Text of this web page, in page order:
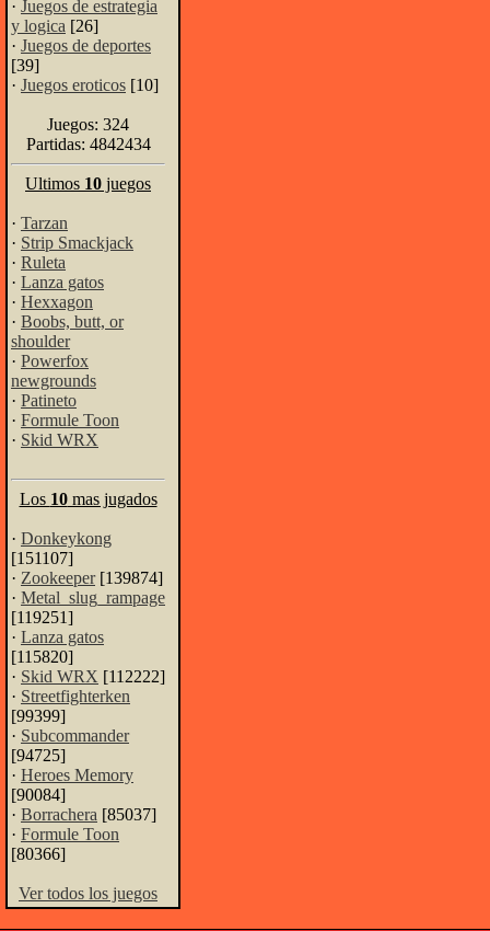
· Juegos de estrategia
y logica [26]
· Juegos de deportes
[39]
· Juegos eroticos [10]
Juegos: 324
Partidas: 4842434
Ultimos 10 juegos
· Tarzan
· Strip Smackjack
· Ruleta
· Lanza gatos
· Hexxagon
· Boobs, butt, or
shoulder
· Powerfox
newgrounds
· Patineto
· Formule Toon
· Skid WRX
Los 10mas jugados
· Donkeykong
[151107]
· Zookeeper[139874]
· Metal_slug_rampage
[119251]
· Lanza gatos
[115820]
· Skid WRX [112222]
· Streetfighterken
[99399]
· Subcommander
[94725]
· Heroes Memory
[90084]
· Borrachera [85037]
· Formule Toon
[80366]
Ver todos los juegos